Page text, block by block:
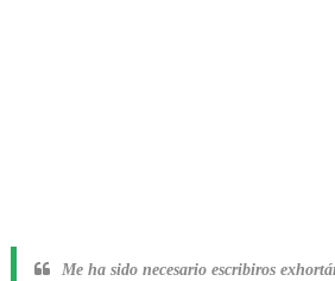
Me ha sido necesario escribiros